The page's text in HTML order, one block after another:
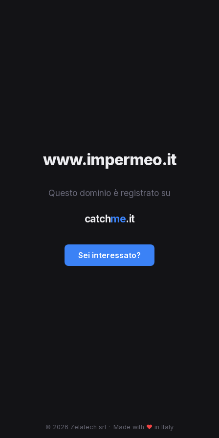
www.impermeo.it
Questo dominio è registrato su
catchme.it
Sei interessato?
© 2026 Zelatech srl · Made with ♥ in Italy